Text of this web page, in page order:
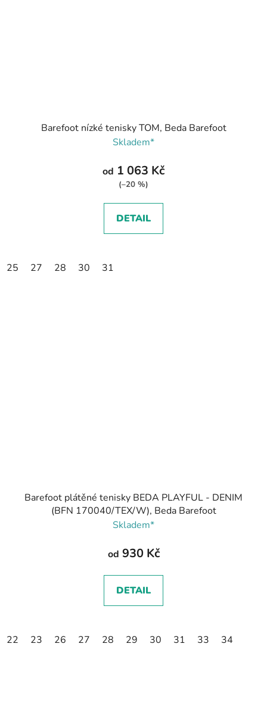
Barefoot nízké tenisky TOM, Beda Barefoot
Skladem*
od 1 063 Kč
(–20 %)
DETAIL
25 27 28 30 31
Barefoot plátěné tenisky BEDA PLAYFUL - DENIM
(BFN 170040/TEX/W), Beda Barefoot
Skladem*
od 930 Kč
DETAIL
22 23 26 27 28 29 30 31 33 34